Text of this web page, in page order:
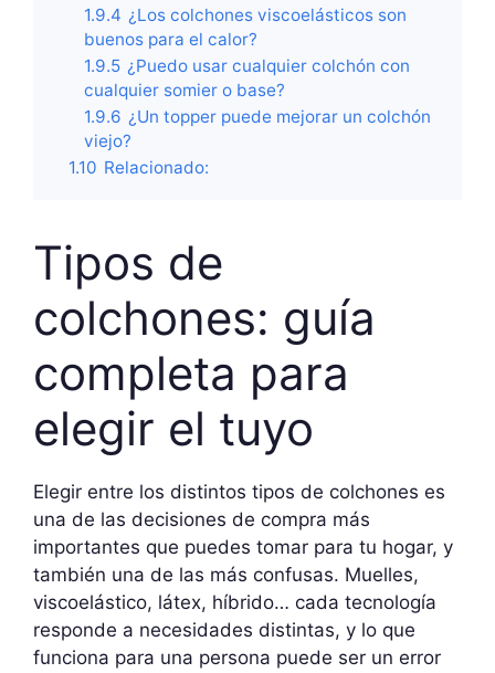
1.9.4 ¿Los colchones viscoelásticos son
buenos para el calor?
1.9.5 ¿Puedo usar cualquier colchón con
cualquier somier o base?
1.9.6 ¿Un topper puede mejorar un colchón
viejo?
1.10 Relacionado:
Tipos de
colchones: guía
completa para
elegir el tuyo
Elegir entre los distintos tipos de colchones es
una de las decisiones de compra más
importantes que puedes tomar para tu hogar, y
también una de las más confusas. Muelles,
viscoelástico, látex, híbrido… cada tecnología
responde a necesidades distintas, y lo que
funciona para una persona puede ser un error